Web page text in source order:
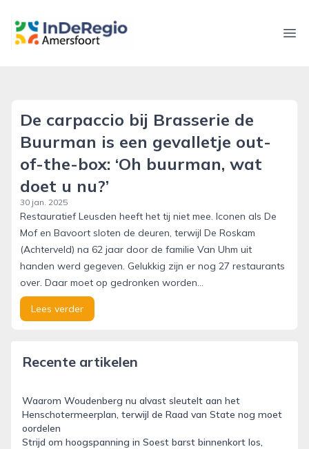
inderegioamersfoort.nl
De carpaccio bij Brasserie de
Buurman is een gevalletje out-
of-the-box: ‘Oh buurman, wat
doet u nu?’
30 jan. 2025
Restauratief Leusden heeft het tij niet mee. Iconen als De
Mof en Bavoort sloten de deuren, terwijl De Roskam
(Achterveld) na 62 jaar door de familie Van Uhm uit
handen werd gegeven. Gelukkig zijn er nog 27 restaurants
over. Daar moet op gedronken worden…
Lees verder
Recente artikelen
Waarom Woudenberg nu alvast sleutelt aan het
Henschotermeerplan, terwijl de Raad van State nog moet
oordelen
Strijd om hoogspanning in Soest barst binnenkort los,